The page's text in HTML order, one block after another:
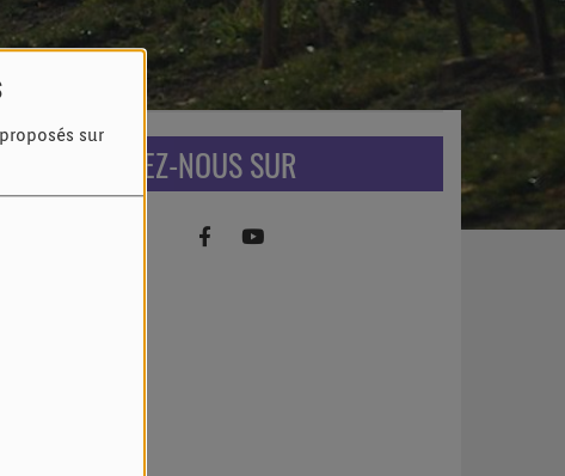
sur
RETROUVEZ-NOUS SUR